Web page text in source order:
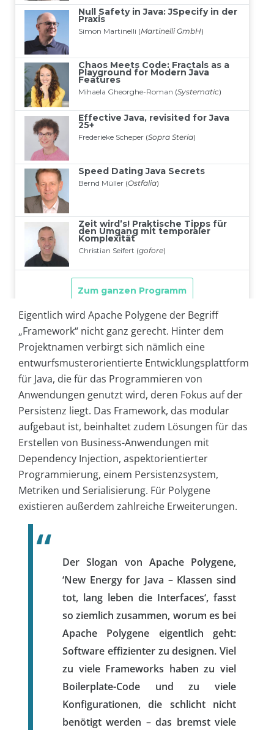
Eigentlich wird Apache Polygene der Begriff
„Framework“ nicht ganz gerecht. Hinter dem
Projektnamen verbirgt sich nämlich eine
entwurfsmusterorientierte Entwicklungsplattform
für Java, die für das Programmieren von
Anwendungen genutzt wird, deren Fokus auf der
Persistenz liegt. Das Framework, das modular
aufgebaut ist, beinhaltet zudem Lösungen für das
Erstellen von Business-Anwendungen mit
Dependency Injection, aspektorientierter
Programmierung, einem Persistenzsystem,
Metriken und Serialisierung. Für Polygene
existieren außerdem zahlreiche Erweiterungen.
Der Slogan von Apache Polygene,
‘New Energy for Java – Klassen sind
tot, lang leben die Interfaces‘, fasst
so ziemlich zusammen, worum es bei
Apache Polygene eigentlich geht:
Software effizienter zu designen. Viel
zu viele Frameworks haben zu viel
Boilerplate-Code und zu viele
Konfigurationen, die schlicht nicht
benötigt werden – das bremst viele